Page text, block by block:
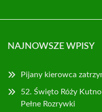
NAJNOWSZE WPISY
Pijany kierowca
52. Święto Róży
Pełne Rozrywki